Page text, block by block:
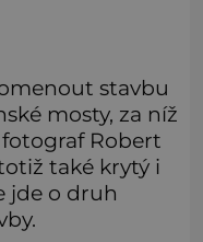
stavbu
mosty, za níž
Robert
také krytý i
jde o druh